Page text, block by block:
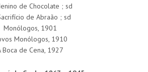
de Chocolate ; sd
de Abraão ; sd
Monólogos, 1901
Monólogos, 1910
Boca de Cena, 1927